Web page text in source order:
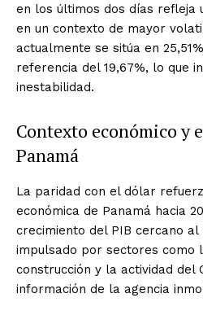
en los últimos dos días refleja
en un contexto de mayor
actualmente se sitúa en
referencia del 19,67%, lo que
inestabilidad.
Contexto económico y
Panamá
La paridad con el dólar
económica de Panamá hacia
crecimiento del PIB cercano
impulsado por sectores como
construcción y la actividad del
información de la agencia